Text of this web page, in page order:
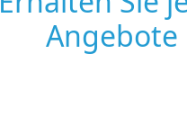
Angebote